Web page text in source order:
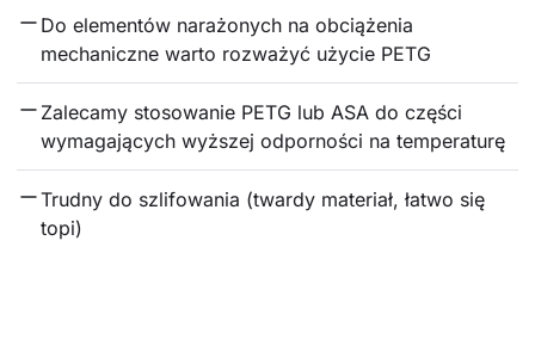
Do elementów narażonych na obciążenia
mechaniczne warto rozważyć użycie PETG
Zalecamy stosowanie PETG lub ASA do części
wymagających wyższej odporności na temperaturę
Trudny do szlifowania (twardy materiał, łatwo się
topi)